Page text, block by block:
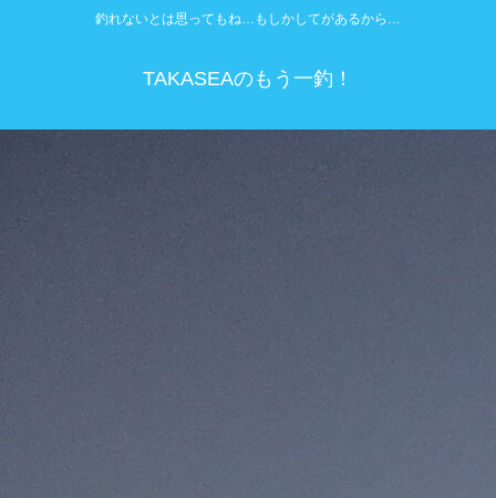
釣れないとは思ってもね…もしかしてがあるから…
TAKASEAのもう一釣！